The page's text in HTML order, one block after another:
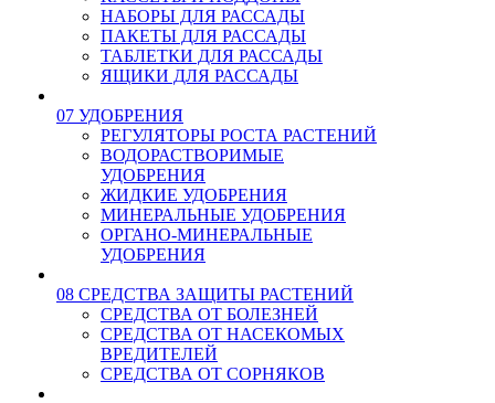
НАБОРЫ ДЛЯ РАССАДЫ
ПАКЕТЫ ДЛЯ РАССАДЫ
ТАБЛЕТКИ ДЛЯ РАССАДЫ
ЯЩИКИ ДЛЯ РАССАДЫ
07 УДОБРЕНИЯ
РЕГУЛЯТОРЫ РОСТА РАСТЕНИЙ
ВОДОРАСТВОРИМЫЕ
УДОБРЕНИЯ
ЖИДКИЕ УДОБРЕНИЯ
МИНЕРАЛЬНЫЕ УДОБРЕНИЯ
ОРГАНО-МИНЕРАЛЬНЫЕ
УДОБРЕНИЯ
08 СРЕДСТВА ЗАЩИТЫ РАСТЕНИЙ
СРЕДСТВА ОТ БОЛЕЗНЕЙ
СРЕДСТВА ОТ НАСЕКОМЫХ
ВРЕДИТЕЛЕЙ
СРЕДСТВА ОТ СОРНЯКОВ